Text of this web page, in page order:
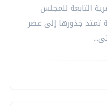
التابعة للمجلس
تمتد جذورها إلى عصر